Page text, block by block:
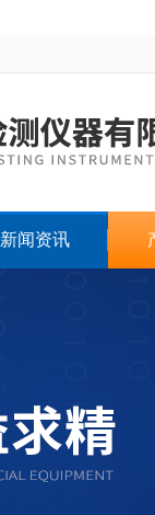
新闻资讯